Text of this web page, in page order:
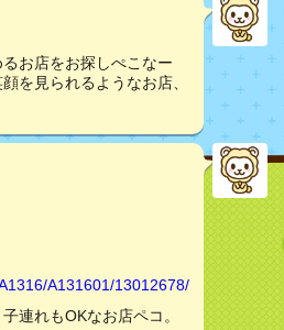
お店をお探しぺこなー
を見られるようなお店、
A131601/13012678/
連れもOKなお店ペコ。